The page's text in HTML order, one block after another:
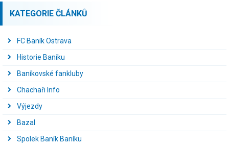
KATEGORIE ČLÁNKŮ
FC Baník Ostrava
Historie Baníku
Baníkovské fankluby
Chachaři Info
Výjezdy
Bazal
Spolek Baník Baníku